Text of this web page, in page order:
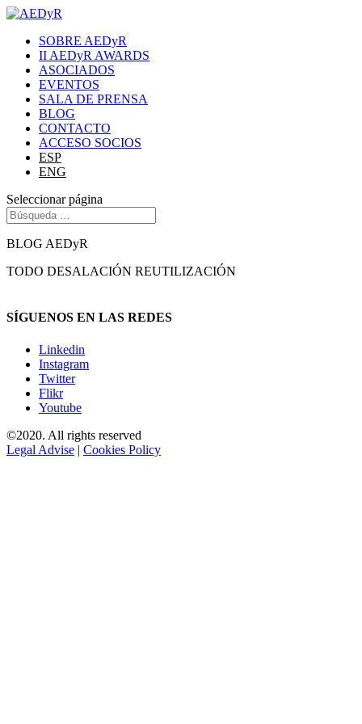
SOBRE AEDyR
II AEDyR AWARDS
ASOCIADOS
EVENTOS
SALA DE PRENSA
BLOG
CONTACTO
ACCESO SOCIOS
ESP
ENG
Seleccionar página
BLOG AEDyR
TODO DESALACIÓN REUTILIZACIÓN
SÍGUENOS EN LAS REDES
Linkedin
Instagram
Twitter
Flikr
Youtube
©2020. All rights reserved
Legal Advise | Cookies Policy